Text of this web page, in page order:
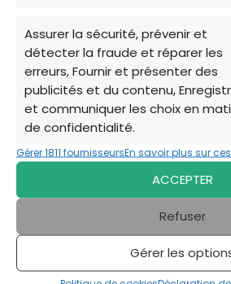
Assurer la sécurité, prévenir et
détecter la fraude et réparer les
erreurs, Fournir et présenter des
publicités et du contenu,
et communiquer les choix en
de confidentialité.
Gérer 1811 fournisseursEn savoir plus sur
ACCEPTER
Refuser
Gérer les
Refuges pour animaux à Aix-
Nous espérons que cet
refuges dans les Bouches-
été utile dans votre
Chaque visite, chaque don et,
chaque adoption, a un
vie de ces animaux.